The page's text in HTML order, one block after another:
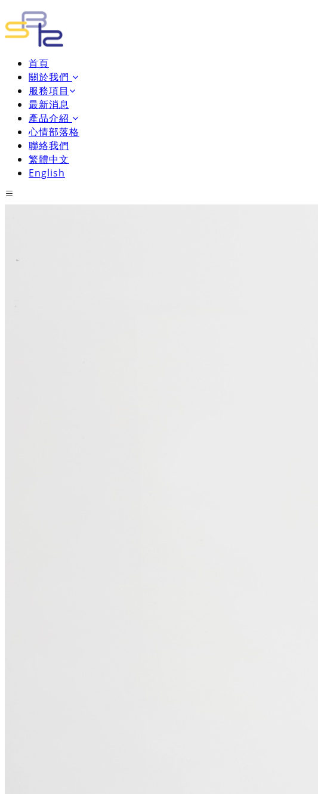
首頁
關於我們
服務項目
最新消息
產品介紹
心情部落格
聯絡我們
繁體中文
English